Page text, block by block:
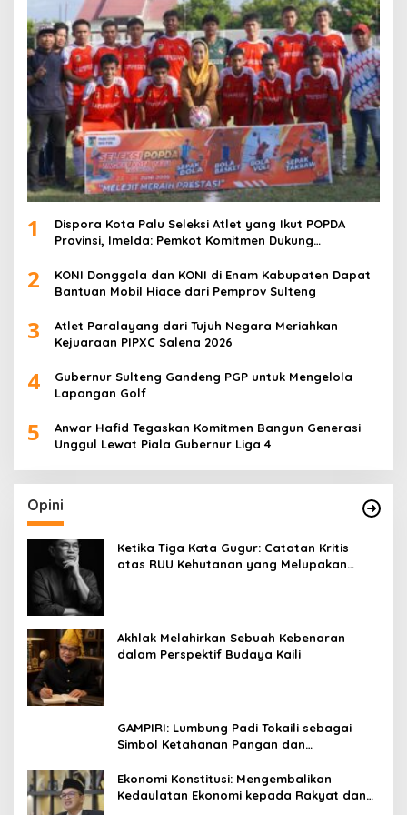
1
Dispora Kota Palu Seleksi Atlet yang Ikut POPDA
Provinsi, Imelda: Pemkot Komitmen Dukung
2
KONI Donggala dan KONI di Enam Kabupaten Dapat
Bantuan Mobil Hiace dari Pemprov Sulteng
3
Atlet Paralayang dari Tujuh Negara Meriahkan
Kejuaraan PIPXC Salena 2026
4
Gubernur Sulteng Gandeng PGP untuk Mengelola
Lapangan Golf
5
Anwar Hafid Tegaskan Komitmen Bangun Generasi
Unggul Lewat Piala Gubernur Liga 4
Opini
Ketika Tiga Kata Gugur: Catatan Kritis
atas RUU Kehutanan yang Melupakan
Akhlak Melahirkan Sebuah Kebenaran
dalam Perspektif Budaya Kaili
GAMPIRI: Lumbung Padi Tokaili sebagai
Simbol Ketahanan Pangan dan
Ekonomi Konstitusi: Mengembalikan
Kedaulatan Ekonomi kepada Rakyat dan